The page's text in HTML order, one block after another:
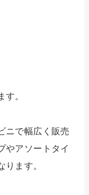
。
ニで幅広く販売
やアソートタイ
ます。